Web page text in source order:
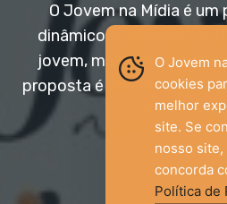
O Jovem na Mídia é
dinâmico e acessível,
jovem, mas aberto a
proposta é trazer
olhar
Entre em
O Jovem
cookies
melhor
site. Se
nosso
concorda
Política de